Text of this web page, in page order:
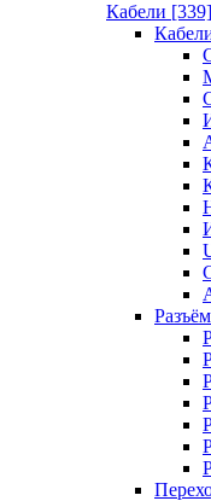
Кабели [339]